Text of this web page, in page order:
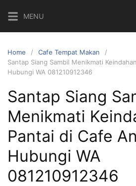
content
MENU
Home
Cafe Tempat Makan
Santap Siang Sambil Menikmati
Hubungi WA 081210912346
Santap Siang
Menikmati
Pantai di Cafe
Hubungi WA
081210912346